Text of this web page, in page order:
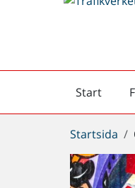
Start
Startsida
Du
är
här:
Startsida